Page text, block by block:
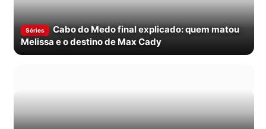
Séries
Cabo do Medo final explicado: quem matou
Melissa e o destino de Max Cady